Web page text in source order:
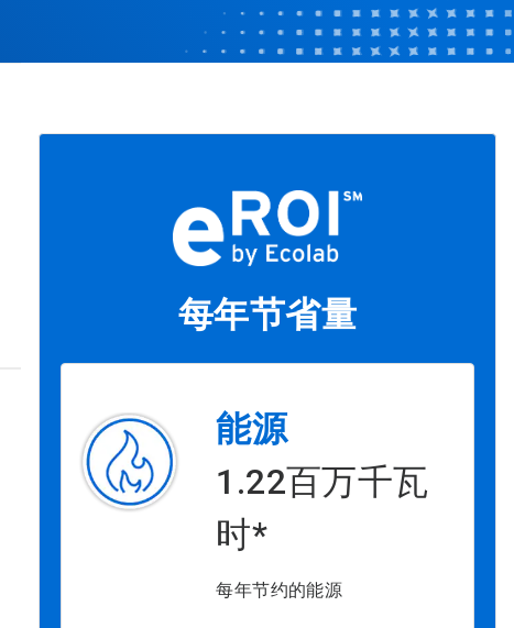
每年节省量
能源
1.22百万千瓦
时*
每年节约的能源